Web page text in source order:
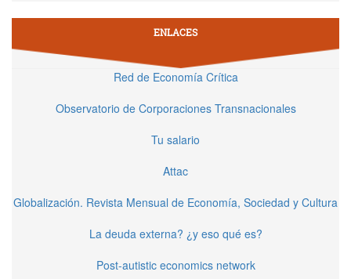
ENLACES
Red de Economía Crítica
Observatorio de Corporaciones Transnacionales
Tu salario
Attac
Globalización. Revista Mensual de Economía, Sociedad y Cultura
La deuda externa? ¿y eso qué es?
Post-autistic economics network